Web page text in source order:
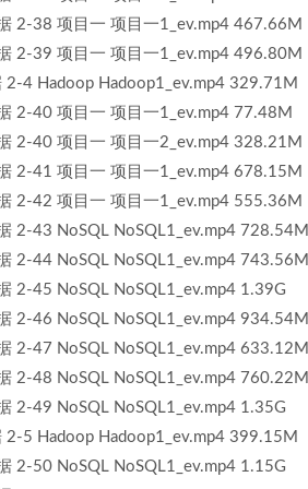
2-38 项目一 项目一1_ev.mp4 467.66M
2-39 项目一 项目一1_ev.mp4 496.80M
4 Hadoop Hadoop1_ev.mp4 329.71M
2-40 项目一 项目一1_ev.mp4 77.48M
2-40 项目一 项目一2_ev.mp4 328.21M
2-41 项目一 项目一1_ev.mp4 678.15M
2-42 项目一 项目一1_ev.mp4 555.36M
2-43 NoSQL NoSQL1_ev.mp4 728.54M
2-44 NoSQL NoSQL1_ev.mp4 743.56M
2-45 NoSQL NoSQL1_ev.mp4 1.39G
2-46 NoSQL NoSQL1_ev.mp4 934.54M
2-47 NoSQL NoSQL1_ev.mp4 633.12M
2-48 NoSQL NoSQL1_ev.mp4 760.22M
2-49 NoSQL NoSQL1_ev.mp4 1.35G
5 Hadoop Hadoop1_ev.mp4 399.15M
2-50 NoSQL NoSQL1_ev.mp4 1.15G